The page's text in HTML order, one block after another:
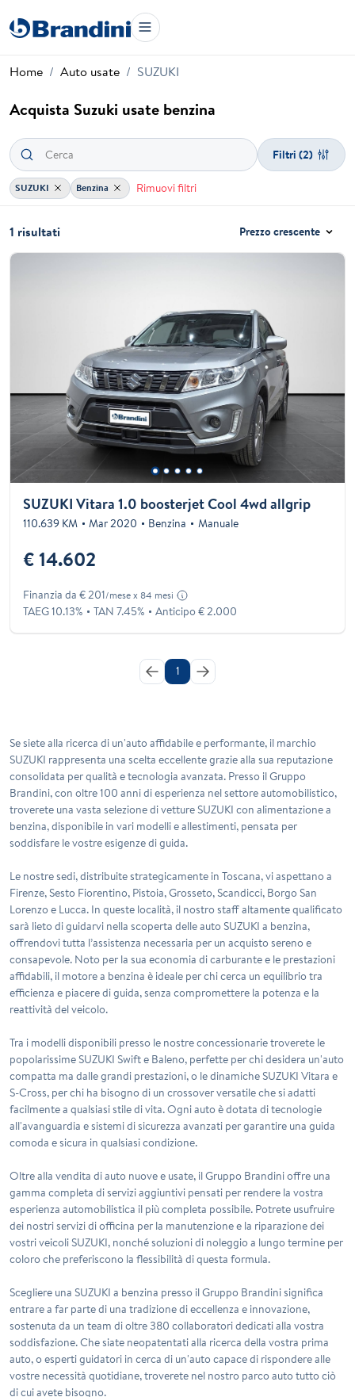
Home Auto usate SUZUKI
Acquista Suzuki usate benzina
Filtri (2)
SUZUKI Benzina Rimuovi filtri
1 risultati Prezzo crescente
SUZUKI Vitara 1.0 boosterjet Cool 4wd allgrip
110.639 KM Mar 2020 Benzina Manuale
€ 14.602
Finanzia da € 201/mese x 84 mesi
TAEG 10.13% TAN 7.45% Anticipo € 2.000
1
Se siete alla ricerca di un'auto affidabile e performante, il marchio
SUZUKI rappresenta una scelta eccellente grazie alla sua reputazione
consolidata per qualità e tecnologia avanzata. Presso il Gruppo
Brandini, con oltre 100 anni di esperienza nel settore automobilistico,
troverete una vasta selezione di vetture SUZUKI con alimentazione a
benzina, disponibile in vari modelli e allestimenti, pensata per
soddisfare le vostre esigenze di guida.
Le nostre sedi, distribuite strategicamente in Toscana, vi aspettano a
Firenze, Sesto Fiorentino, Pistoia, Grosseto, Scandicci, Borgo San
Lorenzo e Lucca. In queste località, il nostro staff altamente qualificato
sarà lieto di guidarvi nella scoperta delle auto SUZUKI a benzina,
offrendovi tutta l’assistenza necessaria per un acquisto sereno e
consapevole. Noto per la sua economia di carburante e le prestazioni
affidabili, il motore a benzina è ideale per chi cerca un equilibrio tra
efficienza e piacere di guida, senza compromettere la potenza e la
reattività del veicolo.
Tra i modelli disponibili presso le nostre concessionarie troverete le
popolarissime SUZUKI Swift e Baleno, perfette per chi desidera un'auto
compatta ma dalle grandi prestazioni, o le dinamiche SUZUKI Vitara e
S-Cross, per chi ha bisogno di un crossover versatile che si adatti
facilmente a qualsiasi stile di vita. Ogni auto è dotata di tecnologie
all'avanguardia e sistemi di sicurezza avanzati per garantire una guida
comoda e sicura in qualsiasi condizione.
Oltre alla vendita di auto nuove e usate, il Gruppo Brandini offre una
gamma completa di servizi aggiuntivi pensati per rendere la vostra
esperienza automobilistica il più completa possibile. Potrete usufruire
dei nostri servizi di officina per la manutenzione e la riparazione dei
vostri veicoli SUZUKI, nonché soluzioni di noleggio a lungo termine per
coloro che preferiscono la flessibilità di questa formula.
Scegliere una SUZUKI a benzina presso il Gruppo Brandini significa
entrare a far parte di una tradizione di eccellenza e innovazione,
sostenuta da un team di oltre 380 collaboratori dedicati alla vostra
soddisfazione. Che siate neopatentati alla ricerca della vostra prima
auto, o esperti guidatori in cerca di un'auto capace di rispondere alle
vostre necessità quotidiane, troverete nel nostro parco auto tutto ciò
di cui avete bisogno.